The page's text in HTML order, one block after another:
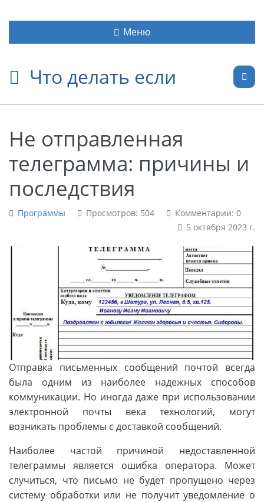
Что делать если
Меню
Не отправленная
телеграмма: причины и
последствия
Программы Просмотров: 504
Комментарии: 0
5 октября 2023 г.
Отправка письменных сообщений почтой всегда
была одним из наиболее надежных способов
коммуникации. Но иногда даже при использовании
электронной почты века технологий, могут
возникать проблемы с доставкой сообщений.
Наиболее частой причиной недоставленной
телеграммы является ошибка оператора. Может
случиться, что письмо не будет пропущено через
систему обработки или не получит уведомление о